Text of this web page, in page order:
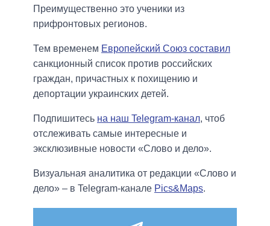
Преимущественно это ученики из
прифронтовых регионов.
Тем временем Европейский Союз составил
санкционный список против российских
граждан, причастных к похищению и
депортации украинских детей.
Подпишитесь на наш Telegram-канал, чтоб
отслеживать самые интересные и
эксклюзивные новости «Слово и дело».
Визуальная аналитика от редакции «Слово и
дело» – в Telegram-канале Pics&Maps.